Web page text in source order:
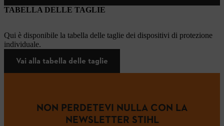
TABELLA DELLE TAGLIE
Qui è disponibile la tabella delle taglie dei dispositivi di protezione
individuale.
Vai alla tabella delle taglie
NON PERDETEVI NULLA CON LA
NEWSLETTER STIHL